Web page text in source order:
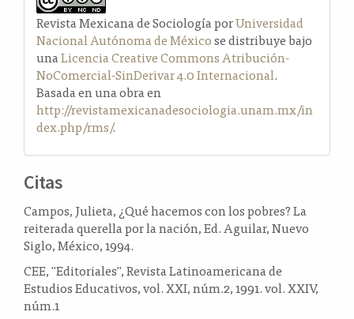
Revista Mexicana de Sociología porUniversidad
Nacional Autónoma de Méxicose distribuye bajo
unaLicencia Creative Commons Atribución-
NoComercial-SinDerivar 4.0 Internacional.
Basada en una obra en
http://revistamexicanadesociologia.unam.mx/in
dex.php/rms/.
Citas
Campos, Julieta, ¿Qué hacemos con los pobres? La
reiterada querella por la nación, Ed. Aguilar, Nuevo
Siglo, México, 1994.
CEE, "Editoriales", Revista Latinoamericana de
Estudios Educativos, vol. XXI, núm.2, 1991. vol. XXIV,
núm.1